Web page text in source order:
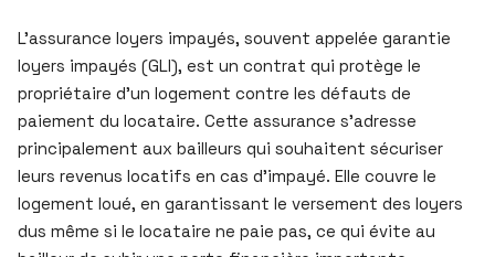
L’assurance loyers impayés, souvent appelée garantie
loyers impayés (GLI), est un contrat qui protège le
propriétaire d’un logement contre les défauts de
paiement du locataire. Cette assurance s’adresse
principalement aux bailleurs qui souhaitent sécuriser
leurs revenus locatifs en cas d’impayé. Elle couvre le
logement loué, en garantissant le versement des loyers
dus même si le locataire ne paie pas, ce qui évite au